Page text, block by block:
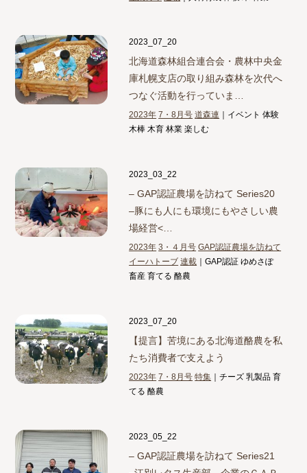
2023_07_20
北海道森林組合連合会・農林中央金
庫札幌支店の取り組み森林を次代へ
つなぐ活動を行っていま…
2023年 7・8月号 道森連 ｜イベント 体験
木棒 木育 林業 楽しむ
2023_03_22
– GAP認証農場を訪ねて Series20
–豚にも人にも環境にもやさしい農
場経営<…
2023年 3・４月号 GAP認証農場を訪ねて
イーハトーブ 連載 ｜GAP認証 ゆめさぽ
畜産 育てる 酪農
2023_07_20
【提言】苦境にある北海道酪農を私
たち消費者で支えよう
2023年 7・8月号 特集 ｜チーズ 乳製品 育
てる 酪農
2023_05_22
– GAP認証農場を訪ねて Series21